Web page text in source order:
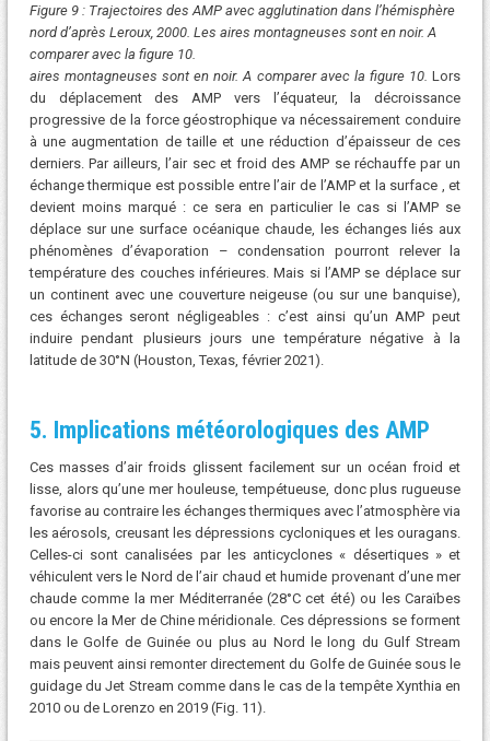
Figure 9 : Trajectoires des AMP avec agglutination dans l’hémisphère
nord d’après Leroux, 2000. Les aires montagneuses sont en noir. A
comparer avec la figure 10.
aires montagneuses sont en noir. A comparer avec la figure 10. Lors
du déplacement des AMP vers l’équateur, la décroissance
progressive de la force géostrophique va nécessairement conduire
à une augmentation de taille et une réduction d’épaisseur de ces
derniers. Par ailleurs, l’air sec et froid des AMP se réchauffe par un
échange thermique est possible entre l’air de l’AMP et la surface , et
devient moins marqué : ce sera en particulier le cas si l’AMP se
déplace sur une surface océanique chaude, les échanges liés aux
phénomènes d’évaporation – condensation pourront relever la
température des couches inférieures. Mais si l’AMP se déplace sur
un continent avec une couverture neigeuse (ou sur une banquise),
ces échanges seront négligeables : c’est ainsi qu’un AMP peut
induire pendant plusieurs jours une température négative à la
latitude de 30°N (Houston, Texas, février 2021).
5. Implications météorologiques des AMP
Ces masses d’air froids glissent facilement sur un océan froid et
lisse, alors qu’une mer houleuse, tempétueuse, donc plus rugueuse
favorise au contraire les échanges thermiques avec l’atmosphère via
les aérosols, creusant les dépressions cycloniques et les ouragans.
Celles-ci sont canalisées par les anticyclones « désertiques » et
véhiculent vers le Nord de l’air chaud et humide provenant d’une mer
chaude comme la mer Méditerranée (28°C cet été) ou les Caraïbes
ou encore la Mer de Chine méridionale. Ces dépressions se forment
dans le Golfe de Guinée ou plus au Nord le long du Gulf Stream
mais peuvent ainsi remonter directement du Golfe de Guinée sous le
guidage du Jet Stream comme dans le cas de la tempête Xynthia en
2010 ou de Lorenzo en 2019 (Fig. 11).